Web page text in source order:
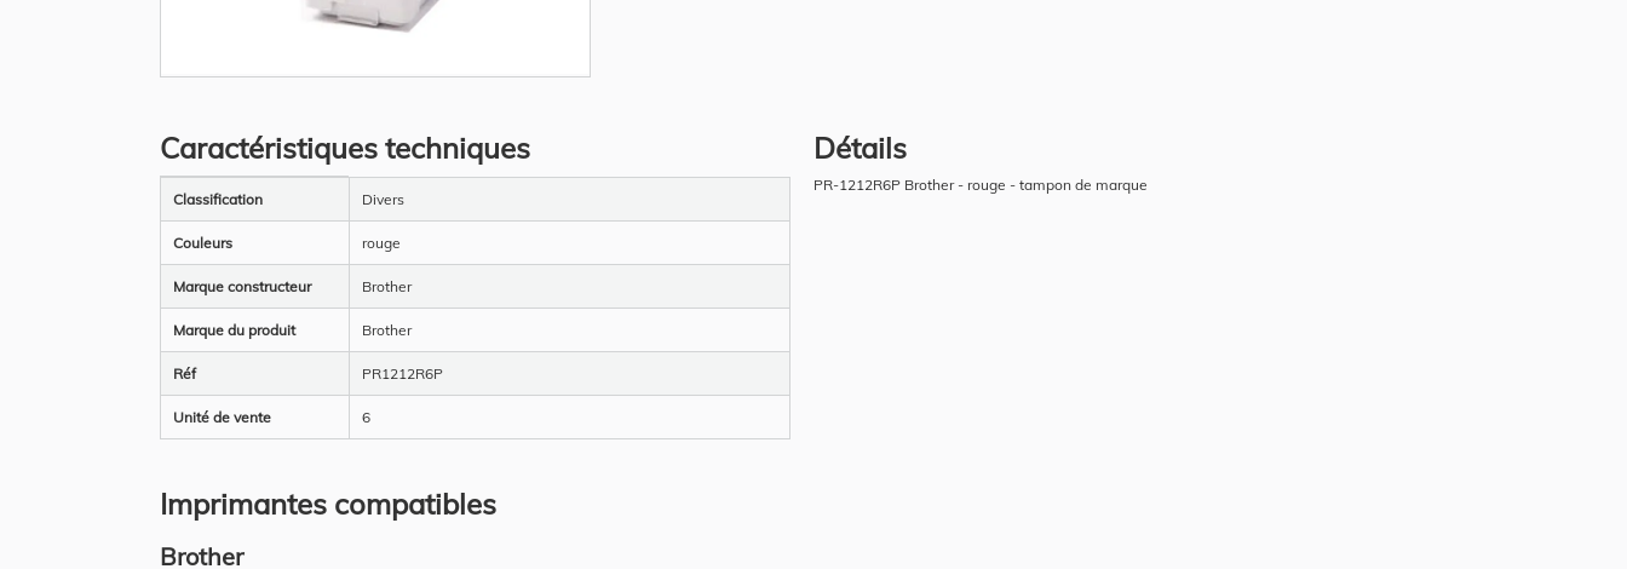
beginning
of
the
images
Caractéristiques techniques
d’information
Classification Divers
Couleurs rouge
Marque constructeur Brother
Marque du produit Brother
Réf PR1212R6P
Unité de vente 6
Détails
PR-1212R6P Brother - rouge - tampon de marque
Imprimantes compatibles
Brother